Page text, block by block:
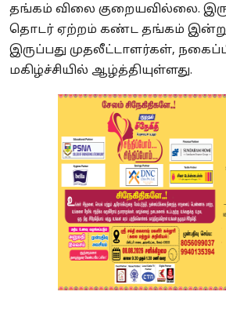
தங்கம் விலை குறையவில்லை.
தொடர் ஏற்றம் கண்ட தங்கம் இன்று
இருப்பது முதலீட்டாளர்கள்,
மகிழ்ச்சியில் ஆழ்த்தியுள்ளது.